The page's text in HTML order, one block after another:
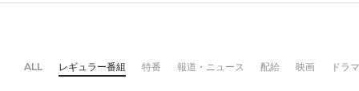
ALL レギュラー番組 特番 報道・ニュース 配給 映画 ドラマ